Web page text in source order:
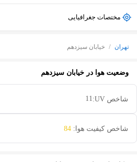
مختصات جغرافیایی
تهران / خیابان سیزدهم
وضعیت هوا درخیابان سیزدهم
شاخص UV: 11
شاخص کیفیت هوا: 84